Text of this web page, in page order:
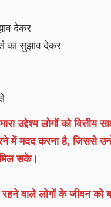
देकर
का सुझाव देकर
लोगों को वित्तीय
मदद करना है, जिससे उन्हें
सके।
वाले लोगों के जीवन को